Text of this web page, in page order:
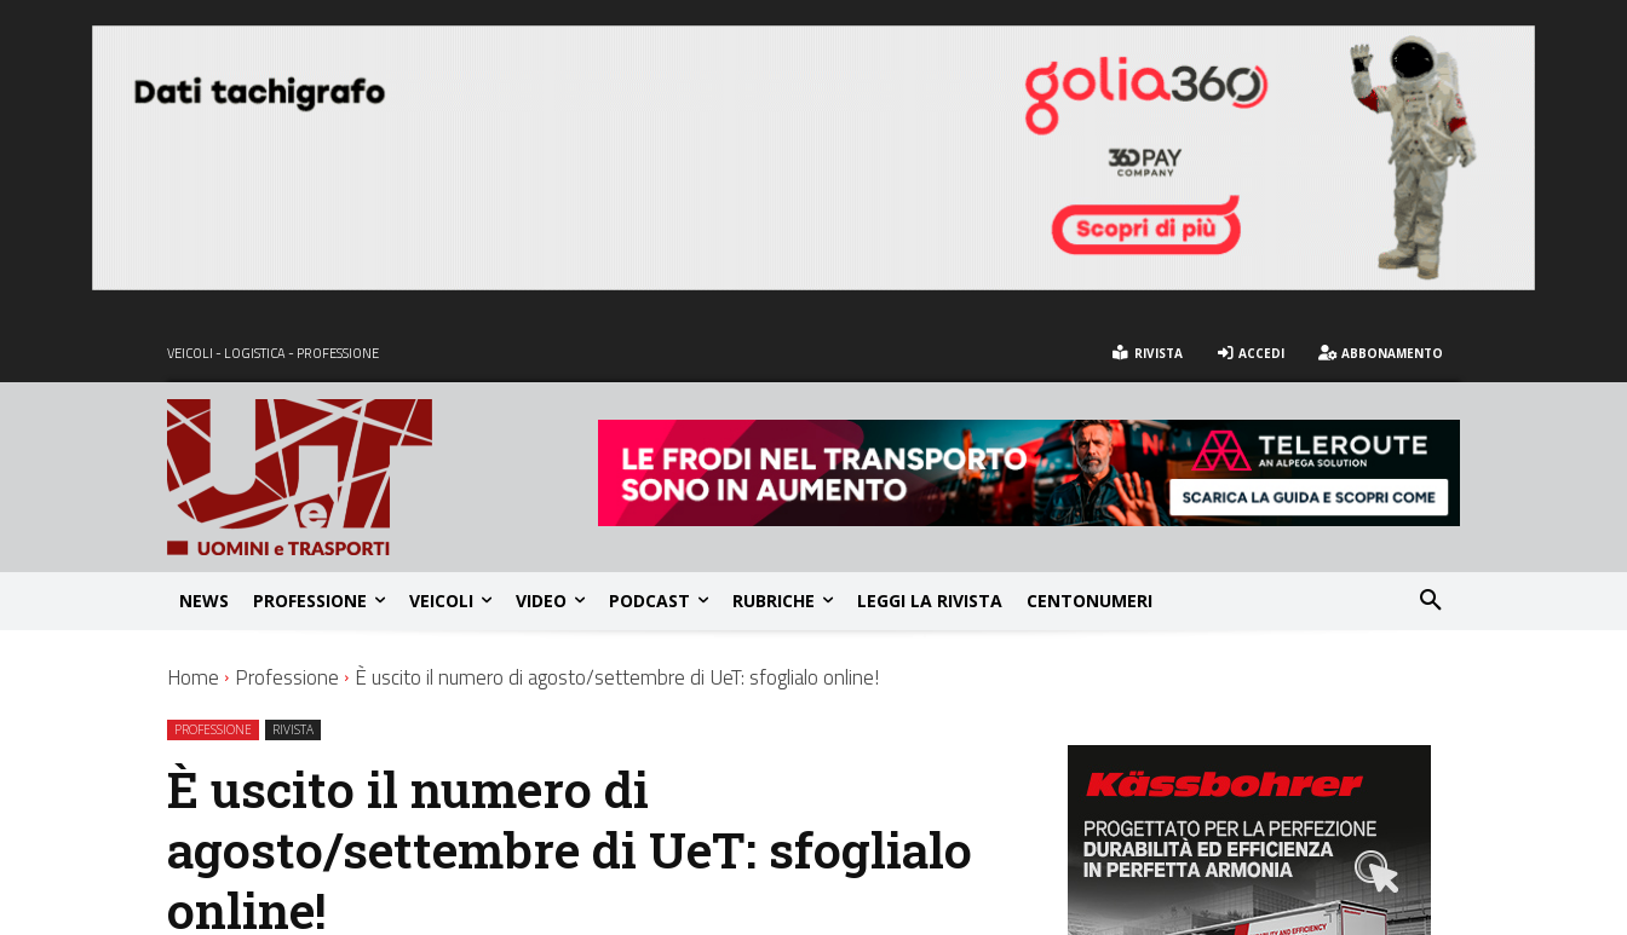
VEICOLI - LOGISTICA - PROFESSIONE RIVISTA ACCEDI ABBONAMENTO
NEWS PROFESSIONE VEICOLI VIDEO PODCAST RUBRICHE LEGGI LA RIVISTA CENTONUMERI
Home Professione È uscito il numero di agosto/settembre di UeT: sfoglialo online!
PROFESSIONE RIVISTA
È uscito il numero di
agosto/settembre di UeT: sfoglialo
online!